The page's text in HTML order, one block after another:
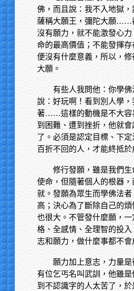
佛，而且說：我不入地獄
薩稱大願王，彌陀大願……
沒有願力，就不能激發心
命的最高價值；不能發揮
便沒有什麼意義，所以，
大願。
有些人我問他：你學
說：好玩啊！看到別人學，
著……這樣的動機是不大容
到困難、遭到挫折，他就
了。必須是認定目標、下定
百折不回的人，才能終抵於
修行發願，雖是我們
使命，但隨著個人的根器
就。發願為眾生而學佛法
高；決心為了斷除自己的
也很大。不管發什麼願，
格、全感情、全理智的投
志和願力，做什麼事都不會
願力加上意志，力量
有位乞丐名叫武訓，他雖
到不認識字的人太苦了，